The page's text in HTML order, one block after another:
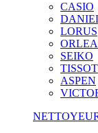
CASIO
LORUS
SEIKO
TISSOT
ASPEN